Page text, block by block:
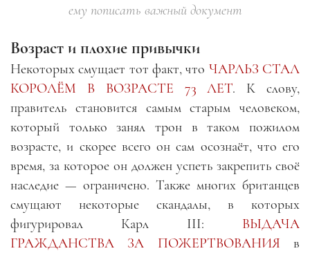
ему пописать важный документ
Возраст и плохие привычки
Некоторых смущает тот факт, что ЧАРЛЬЗ СТАЛ
КОРОЛЁМ В ВОЗРАСТЕ 73 ЛЕТ. К слову,
правитель становится самым старым человеком,
который только занял трон в таком пожилом
возрасте, и скорее всего он сам осознаёт, что его
время, за которое он должен успеть закрепить своё
наследие — ограничено. Также многих британцев
смущают некоторые скандалы, в которых
фигурировал Карл III: ВЫДАЧА
ГРАЖДАНСТВА ЗА ПОЖЕРТВОВАНИЯ в